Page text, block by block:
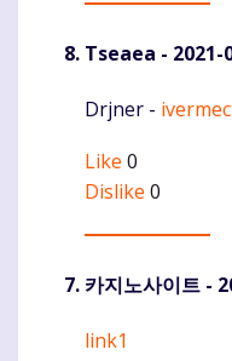
Tseaea - 2021-
Komentaras
Drjner -
Like 0
Dislike 0
카지노사이트 -
Komentaras
link1